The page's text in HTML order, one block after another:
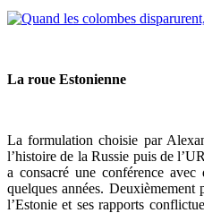
La roue Estonienne
La formulation choisie par
l’histoire de la Russie puis de
a consacré une conférence
quelques années. Deuxièmement
l’Estonie et ses rapports